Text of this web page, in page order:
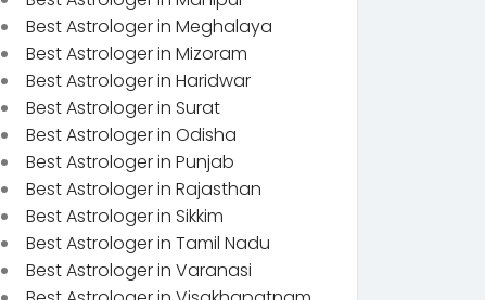
Best Astrologer in Meghalaya
Best Astrologer in Mizoram
Best Astrologer in Haridwar
Best Astrologer in Surat
Best Astrologer in Odisha
Best Astrologer in Punjab
Best Astrologer in Rajasthan
Best Astrologer in Sikkim
Best Astrologer in Tamil Nadu
Best Astrologer in Varanasi